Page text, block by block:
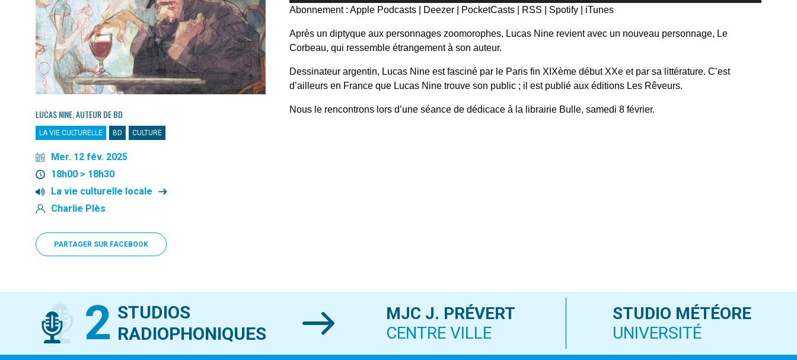
LUCAS NINE, AUTEUR DE BD
LA VIE CULTURELLE BD CULTURE
Mer. 12 fév. 2025
18h00 > 18h30
La vie culturelle locale
Charlie Plès
PARTAGER SUR FACEBOOK
ou
Abonnement :Apple Podcasts Deezer PocketCasts RSS Spotify iTunes
Après un diptyque aux personnages zoomorophes, Lucas Nine revient avec un nouveau personnage, Le
Corbeau, qui ressemble étrangement à son auteur.
Dessinateur argentin, Lucas Nine est fasciné par le Paris fin XIXème début XXe et par sa littérature. C’est
d’ailleurs en France que Lucas Nine trouve son public ; il est publié aux éditions Les Rêveurs.
Nous le rencontrons lors d’une séance de dédicace à la librairie Bulle, samedi 8 février.
2 STUDIOS
RADIOPHONIQUES
MJC J. PRÉVERT
CENTRE VILLE
STUDIO MÉTÉORE
UNIVERSITÉ